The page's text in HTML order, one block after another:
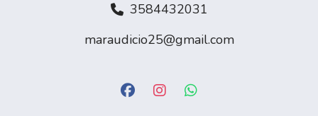
3584432031
maraudicio25@gmail.com